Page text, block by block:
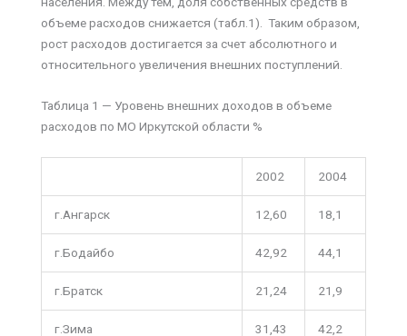
объеме расходов снижается (табл.1). Таким образом,
рост расходов достигается за счет абсолютного и
относительного увеличения внешних поступлений.
Таблица 1 — Уровень внешних доходов в объеме
расходов по МО Иркутской области %
2002 2004
г.Ангарск 12,60 18,1
г.Бодайбо 42,92 44,1
г.Братск 21,24 21,9
г.Зима 31,43 42,2